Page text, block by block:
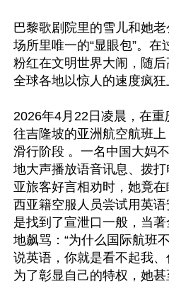
巴黎歌剧院里的雪儿和她
场所里唯一的“显眼包”。在
粉红在文明世界大闹，随
全球各地以惊人的速度疯狂
2026年4月22日凌晨，在
往吉隆坡的亚洲航空航班
滑行阶段 。一名中国大妈
地大声播放语音讯息、拨
亚旅客好言相劝时，她竟
西亚籍空服人员尝试用英
是找到了宣泄口一般，当
地飙骂：“为什么国际航班
说英语，你就是看不起我
为了彰显自己的特权，她